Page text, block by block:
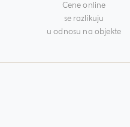
Cene online
se razlikuju
u odnosu na objekte